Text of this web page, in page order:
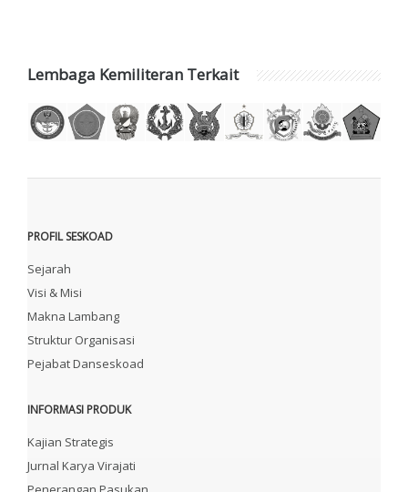
Lembaga Kemiliteran Terkait
PROFIL SESKOAD
Sejarah
Visi & Misi
Makna Lambang
Struktur Organisasi
Pejabat Danseskoad
INFORMASI PRODUK
Kajian Strategis
Jurnal Karya Virajati